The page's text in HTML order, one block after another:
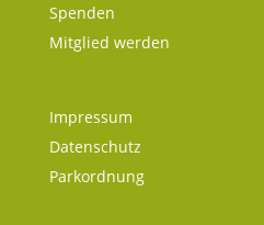
Spenden
Mitglied werden
Impressum
Datenschutz
Parkordnung